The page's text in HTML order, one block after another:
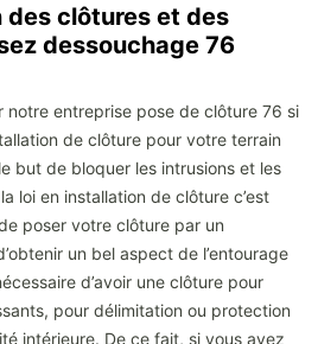
des clôtures et des
dessouchage 76
notre entreprise pose de clôture 76 si
de clôture pour votre terrain
but de bloquer les intrusions et les
loi en installation de clôture c’est
poser votre clôture par un
un bel aspect de l’entourage
d’avoir une clôture pour
pour délimitation ou protection
intérieure. De ce fait, si vous avez